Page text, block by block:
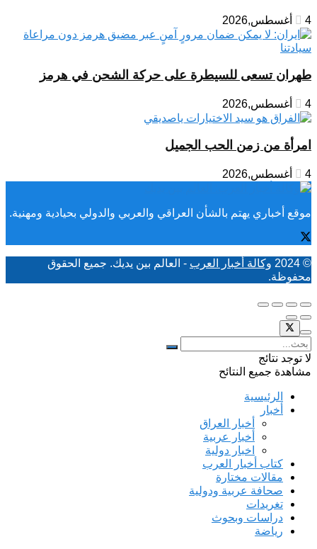
4 أغسطس,2026
طهران تسعى للسيطرة على حركة الشحن في هرمز
4 أغسطس,2026
امرأة من زمن الحب الجميل
4 أغسطس,2026
موقع أخباري يهتم بالشأن العراقي والعربي والدولي بحيادية ومهنية.
© 2024 وكالة أخبار العرب - العالم بين يديك. جميع الحقوق
محفوظة.
لا توجد نتائج
مشاهدة جميع النتائح
الرئيسية
أخبار
أخبار العراق
أخبار عربية
اخبار دولية
كتاب أخبار العرب
مقالات مختارة
صحافة عربية ودولية
تغريدات
دراسات وبحوث
رياضة